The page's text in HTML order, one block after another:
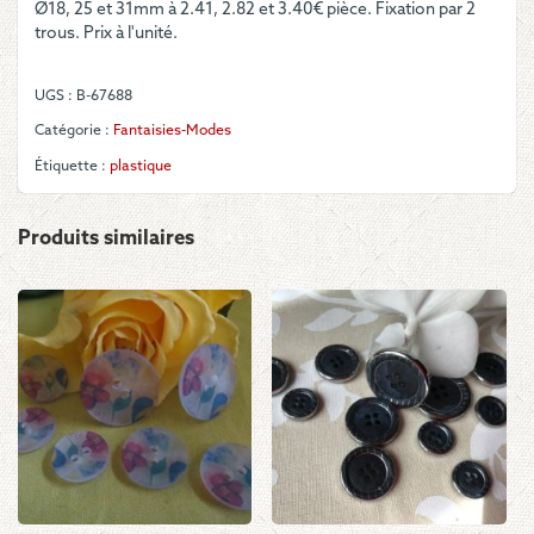
Carré
écru
avec
bord
Ø18, 25 et 31mm à 2.41, 2.82 et 3.40€ pièce. Fixation par 2
trous. Prix à l'unité.
UGS : B-67688
Catégorie : Fantaisies-Modes
Étiquette : plastique
Produits similaires